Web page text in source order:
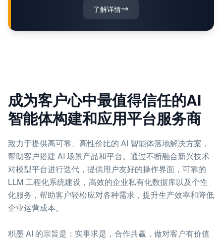
了解详情
成为客户心中最值得信任的AI
智能体构建和应用平台服务商
致力于提供高可靠、高性价比的 AI 智能体落地解决方案，
帮助客户搭建 AI 场景产品和平台。通过不断融合新兴技术
对模型平台进行迭代，提供用户友好的操作界面，可靠的
LLM 工程化系统建设，高效的企业私有化数据库以及个性
化服务，帮助客户轻松应对各种需求，提升生产效率和降低
企业运营成本。
积墨 AI 的宗旨是：实事求是，合作共赢，做对客户有价值